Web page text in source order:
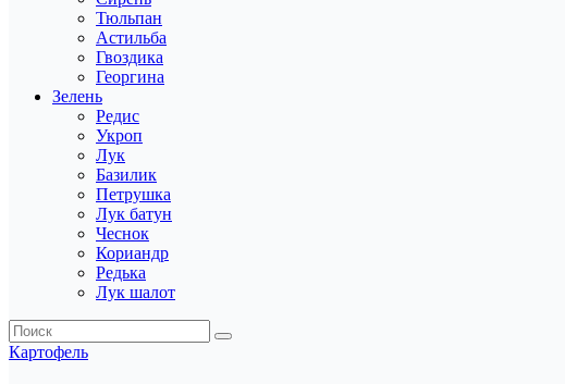
Тюльпан
Астильба
Гвоздика
Георгина
Зелень
Редис
Укроп
Лук
Базилик
Петрушка
Лук батун
Чеснок
Кориандр
Редька
Лук шалот
Картофель